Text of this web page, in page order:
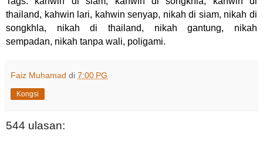
thailand, kahwin lari, kahwin senyap, nikah di siam, nikah di
songkhla, nikah di thailand, nikah gantung, nikah
sempadan, nikah tanpa wali, poligami.
Faiz Muhamad di 7:00 PG
Kongsi
544 ulasan: